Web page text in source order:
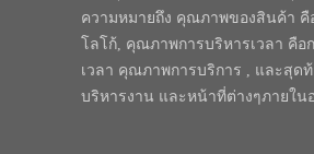
ความหมายถึง คุณภาพของสินค้า
โลโก้, คุณภาพการบริหารเวลา คือ
เวลา คุณภาพการบริการ , และสุด
บริหารงาน และหน้าที่ต่างๆภายใน